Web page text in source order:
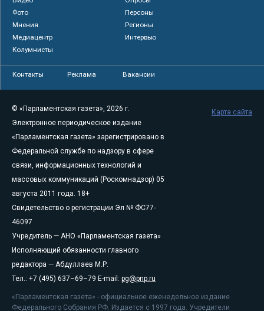
Фото
Персоны
Мнения
Регионы
Медиацентр
Интервью
Колумнисты
Контакты Реклама Вакансии
© «Парламентская газета», 2026 г.
Электронное периодическое издание
«Парламентская газета» зарегистрировано в
Федеральной службе по надзору в сфере
связи, информационных технологий и
массовых коммуникаций (Роскомнадзор) 05
августа 2011 года. 18+
Свидетельство о регистрации Эл № ФС77-
46097
Учредитель — АНО «Парламентская газета»
Исполняющий обязанности главного
редактора — Абдуллаев М.Р.
Тел.: +7 (495) 637–69–79 E-mail: pg@pnp.ru
«Парламентская газета» - официальное еженедельное издание
Федерального Собрания РФ. Издается с 1997 года. Учредители
Карта сайта